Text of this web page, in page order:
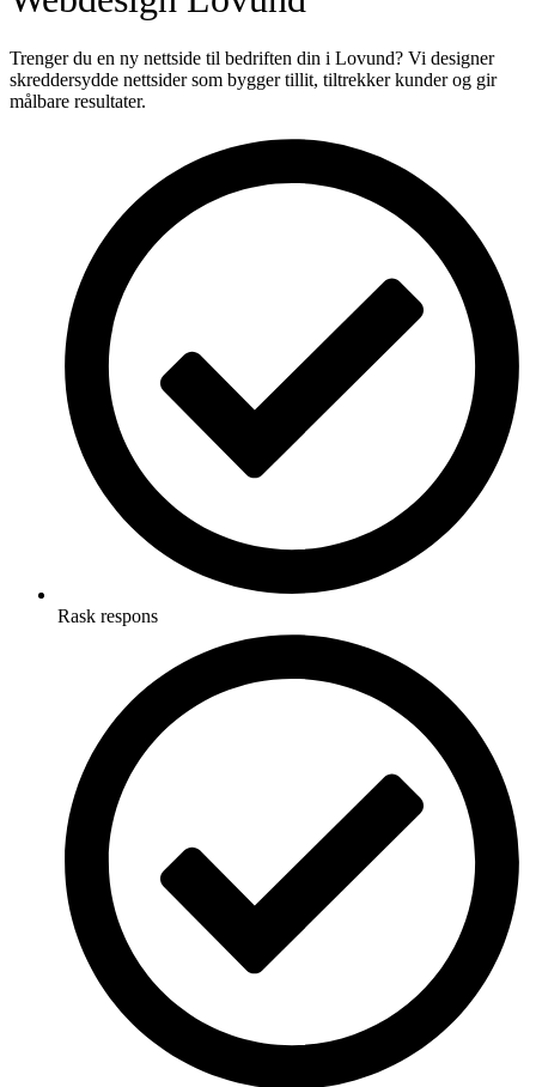
Trenger du en ny nettside til bedriften din i Lovund? Vi designer
skreddersydde nettsider som bygger tillit, tiltrekker kunder og gir
målbare resultater.
Rask respons